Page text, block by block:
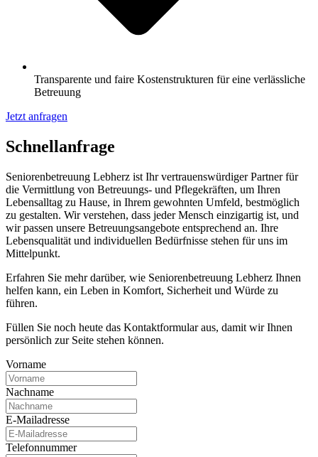
Transparente und faire Kostenstrukturen für eine verlässliche
Betreuung
Jetzt anfragen
Schnell­anfrage
Seniorenbetreuung Lebherz ist Ihr vertrauenswürdiger Partner für
die Vermittlung von Betreuungs- und Pflegekräften, um Ihren
Lebensalltag zu Hause, in Ihrem gewohnten Umfeld, bestmöglich
zu gestalten. Wir verstehen, dass jeder Mensch einzigartig ist, und
wir passen unsere Betreuungsangebote entsprechend an. Ihre
Lebensqualität und individuellen Bedürfnisse stehen für uns im
Mittelpunkt.
Erfahren Sie mehr darüber, wie Seniorenbetreuung Lebherz Ihnen
helfen kann, ein Leben in Komfort, Sicherheit und Würde zu
führen.
Füllen Sie noch heute das Kontaktformular aus, damit wir Ihnen
persönlich zur Seite stehen können.
Vorname
Nachname
E-Mailadresse
Telefonnummer